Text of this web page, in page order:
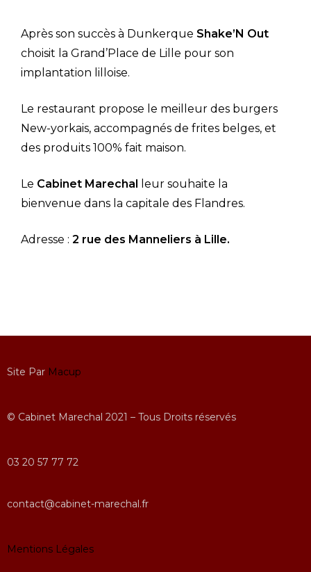
Après son succès à Dunkerque Shake’N Out
choisit la Grand’Place de Lille pour son
implantation lilloise.
Le restaurant propose le meilleur des burgers
New-yorkais, accompagnés de frites belges, et
des produits 100% fait maison.
Le Cabinet Marechal
leur souhaite la
bienvenue dans la capitale des Flandres.
Adresse : 2 rue des Manneliers à Lille.
Site Par Macup
© Cabinet Marechal 2021 – Tous Droits réservés
03 20 57 77 72
contact@cabinet-marechal.fr
Mentions Légales